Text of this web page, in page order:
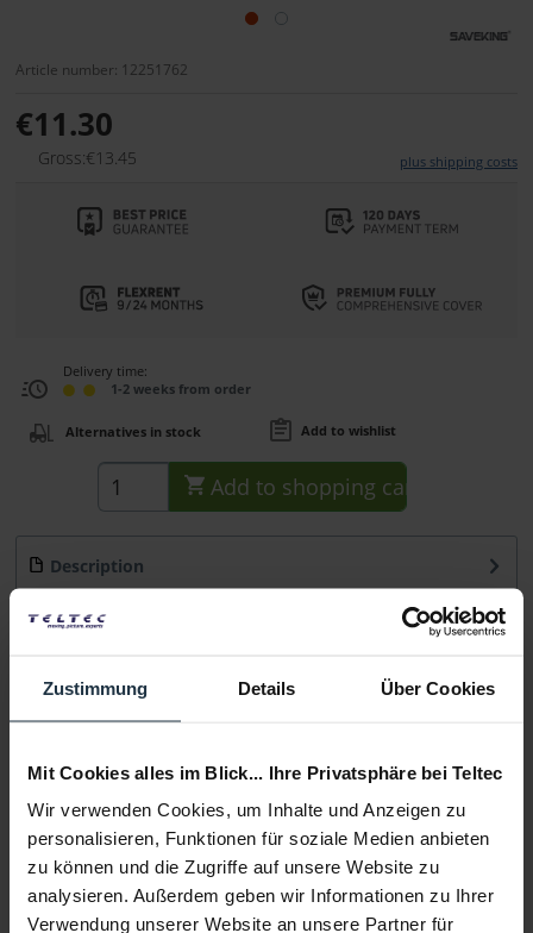
Zustimmung Details Über Cookies
Mit Cookies alles im Blick... Ihre Privatsphäre bei Teltec
Wir verwenden Cookies, um Inhalte und Anzeigen zu
personalisieren, Funktionen für soziale Medien anbieten
zu können und die Zugriffe auf unsere Website zu
analysieren. Außerdem geben wir Informationen zu Ihrer
Verwendung unserer Website an unsere Partner für
Article number: 12251762
€11.30
Gross:€13.45 plus shipping costs
Delivery time:
1-2 weeks from order
Alternatives in stock Add to wishlist
Add to shopping cart
Description
Das Saveking® Sicherungsseil 60 cm/3 mm verzinkt
BGVC1, max. 20 kg ist...
Consultation
Media
Manufacturer & Product Safety Information
Folgende Infos zum Hersteller sind verfübar...... more